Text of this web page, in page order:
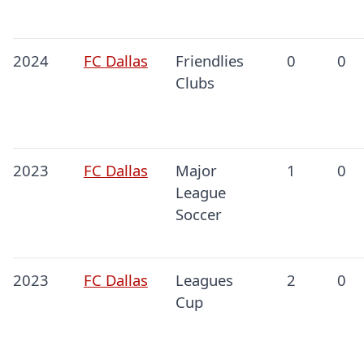
2024 FC Dallas
Friendlies
Clubs
0 0
2023 FC Dallas
Major
League
Soccer
1 0
2023 FC Dallas
Leagues
Cup
2 0